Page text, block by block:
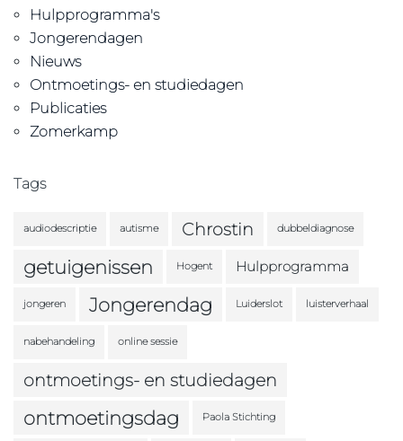
Hulpprogramma's
Jongerendagen
Nieuws
Ontmoetings- en studiedagen
Publicaties
Zomerkamp
Tags
audiodescriptie autisme Chrostin dubbeldiagnose
getuigenissen Hogent Hulpprogramma
jongeren Jongerendag Luiderslot luisterverhaal
nabehandeling online sessie
ontmoetings- en studiedagen
ontmoetingsdag Paola Stichting